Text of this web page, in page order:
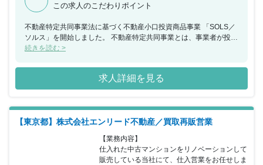
この求人のこだわりポイント
不動産特定共同事業法に基づく不動産小口投資商品事業 「SOLS／
ソルス」を開始しました。 不動産特定共同事業とは、事業者が投資
家から資金を募って 不動産の賃貸や売買を行い、収益を投資額に応
ディング」も 行っていきます。 今後、同社の成長戦略において重
要な事業です。 同社の不動産テック事業の拡大のために、 投資商
品の対象となる物件の仕入取得にもお力を 発揮していただけます。
続きを読む >
求人詳細を見る
【東京都】株式会社エンリード不動産／買取再販営業
【業務内容】
仕入れた中古マンションをリノベーションして
販売している当社にて、仕入営業をお任せしま